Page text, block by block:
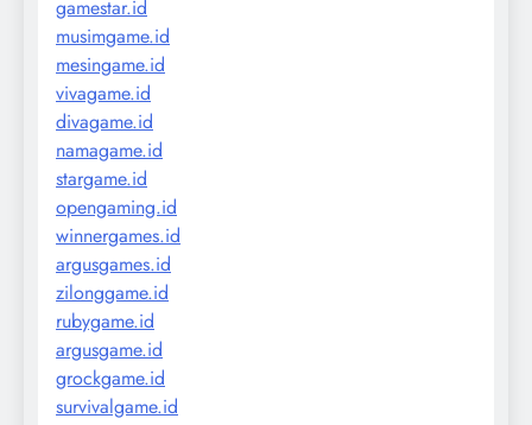
gamestar.id
musimgame.id
mesingame.id
vivagame.id
divagame.id
namagame.id
stargame.id
opengaming.id
winnergames.id
argusgames.id
zilonggame.id
rubygame.id
argusgame.id
grockgame.id
survivalgame.id